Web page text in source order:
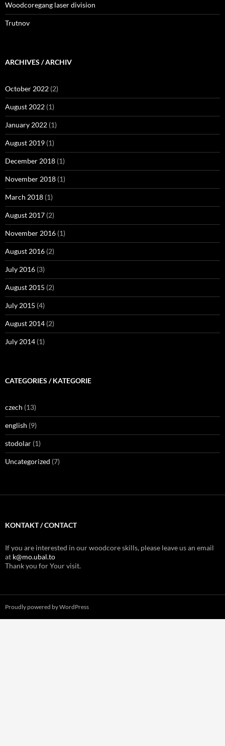
Woodcoregang laser division
Trutnov
ARCHIVES / ARCHIV
October 2022 (2)
August 2022 (1)
January 2022 (1)
August 2019 (1)
December 2018 (1)
November 2018 (1)
March 2018 (1)
August 2017 (2)
November 2016 (1)
August 2016 (2)
July 2016 (3)
August 2015 (2)
July 2015 (4)
August 2014 (2)
July 2014 (1)
CATEGORIES / KATEGORIE
czech (13)
english (9)
stodolar (1)
Uncategorized (7)
KONTAKT / CONTACT
If you are interested in our woodcore skills, please leave us an email
at k@mo.ubal.to
Thank you for Your visit.
Proudly powered by WordPress